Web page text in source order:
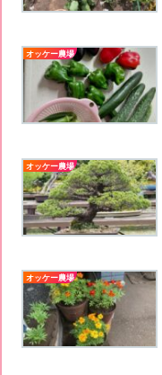
オッケー農場
オッケー農場
オッケー農場